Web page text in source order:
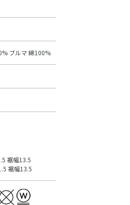
ブルマ 綿100%
裾幅13.5
裾幅13.5